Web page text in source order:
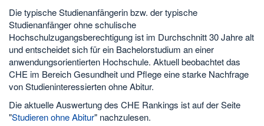
Die typische Studienanfängerin bzw. der typische
Studienanfänger ohne schulische
Hochschulzugangsberechtigung ist im Durchschnitt 30 Jahre alt
und entscheidet sich für ein Bachelorstudium an einer
anwendungsorientierten Hochschule. Aktuell beobachtet das
CHE im Bereich Gesundheit und Pflege eine starke Nachfrage
von Studieninteressierten ohne Abitur.
Die aktuelle Auswertung des CHE Rankings ist auf der Seite
"Studieren ohne Abitur" nachzulesen.